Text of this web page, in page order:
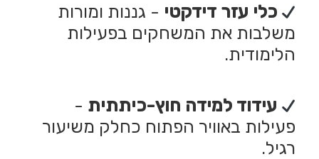
כלי עזר דידקטי - גננות ומורות
משלבות את המשחקים בפעילות
הלימודית.
עידוד למידה חוץ-כיתתית -
פעילות באוויר הפתוח כחלק משיעור
רגיל.